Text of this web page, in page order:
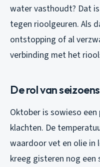
water vasthoudt? Dat
tegen rioolgeuren. Als
ontstopping of al
verbinding met het
De rol van
Oktober is sowieso
klachten. De
waardoor vet en olie in
kreeg gisteren nog een